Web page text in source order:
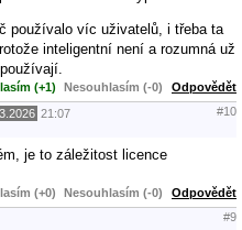
používalo víc uživatelů, i třeba ta
inteligentní není a rozumná už
(+1) Nesouhlasím (-0) Odpovědět
21:07 #10
je to záležitost licence
(+0) Nesouhlasím (-0) Odpovědět
#9